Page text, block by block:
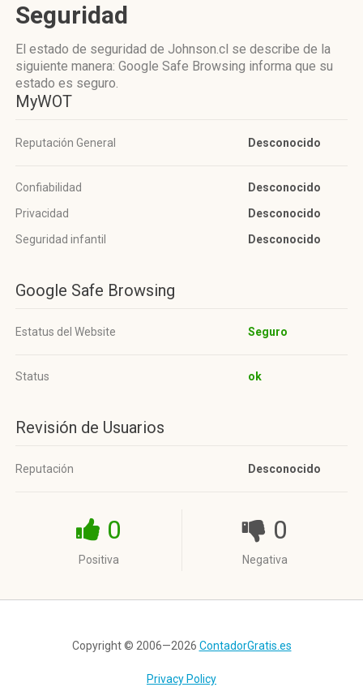
Seguridad
El estado de seguridad de Johnson.cl se describe de la
siguiente manera: Google Safe Browsing informa que su
estado es seguro.
MyWOT
Reputación General Desconocido
Confiabilidad
Desconocido
Privacidad
Desconocido
Seguridad infantil
Desconocido
Google Safe Browsing
Estatus del Website Seguro
Status ok
Revisión de Usuarios
Reputación Desconocido
0
Positiva
0
Negativa
Copyright © 2006—2026 ContadorGratis.es
Privacy Policy